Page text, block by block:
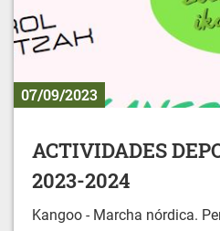
07/09/2023
ACTIVIDADES
2023-2024
Kangoo - Marcha nórdica.